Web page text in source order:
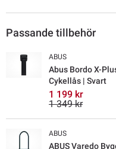
Passande tillbehör
ABUS
Abus Bordo X-
Cykellås | Svart
1 199 kr
1 349 kr
ABUS
ABUS Varedo